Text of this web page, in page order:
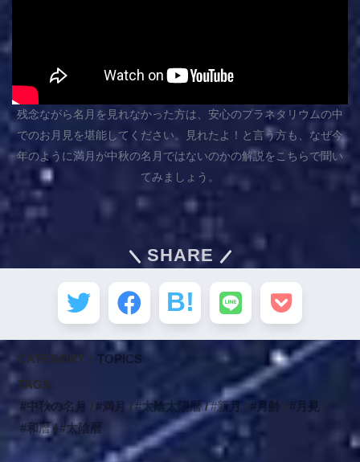
残念ながら名月を見れなかった方は、安心のプラネタリウムの中
でのお月見を堪能してください。見れたよ！と言う方も、なぜ今
年のように満月が中秋の名月ではないのかの解説をこちらで聞い
てみましょう。
SHARE
CATEGORY : TOPICS
TAGS :
中秋の名月
満月 太陰太陽暦 新月 月齢
月見
和暦
太陰暦